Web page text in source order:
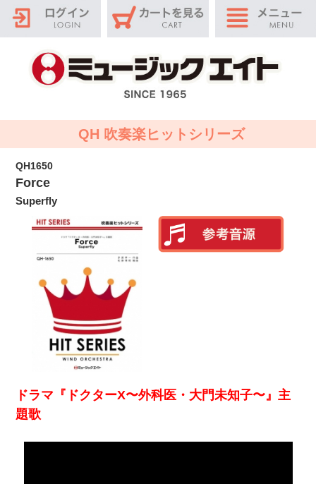
QH 吹奏楽ヒットシリーズ
QH1650
Force
Superfly
ドラマ『ドクターX〜外科医・大門未知子〜』主
題歌